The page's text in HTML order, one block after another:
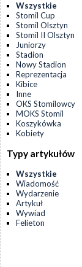
Wszystkie
Stomil Cup
Stomil Olsztyn
Stomil II Olsztyn
Juniorzy
Stadion
Nowy Stadion
Reprezentacja
Kibice
Inne
OKS Stomilowcy
MOKS Stomil
Koszykówka
Kobiety
Typy artykułów
Wszystkie
Wiadomość
Wydarzenie
Artykuł
Wywiad
Felieton